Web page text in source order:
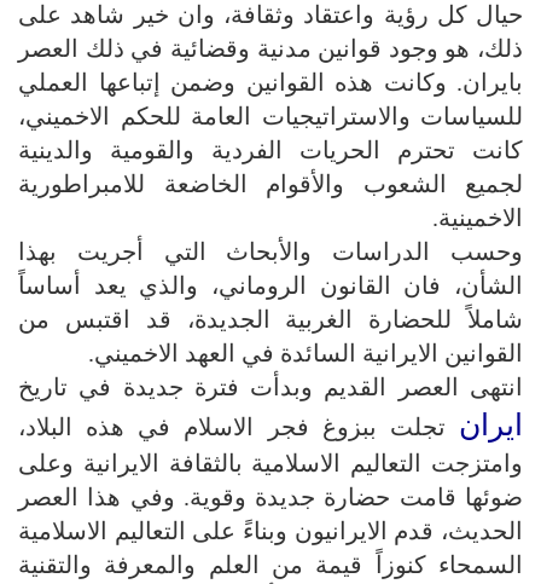
حيال كل رؤية واعتقاد وثقافة، وان خير شاهد على
ذلك، هو وجود قوانين مدنية وقضائية في ذلك العصر
بايران. وكانت هذه القوانين وضمن إتباعها العملي
للسياسات والاستراتيجيات العامة للحكم الاخميني،
كانت تحترم الحريات الفردية والقومية والدينية
لجميع الشعوب والأقوام الخاضعة للامبراطورية
الاخمينية.
وحسب الدراسات والأبحاث التي أجريت بهذا
الشأن، فان القانون الروماني، والذي يعد أساساً
شاملاً للحضارة الغربية الجديدة، قد اقتبس من
القوانين الايرانية السائدة في العهد الاخميني.
انتهى العصر القديم وبدأت فترة جديدة في تاريخ
ايران تجلت ببزوغ فجر الاسلام في هذه البلاد،
وامتزجت التعاليم الاسلامية بالثقافة الايرانية وعلى
ضوئها قامت حضارة جديدة وقوية. وفي هذا العصر
الحديث، قدم الايرانيون وبناءً على التعاليم الاسلامية
السمحاء كنوزاً قيمة من العلم والمعرفة والتقنية